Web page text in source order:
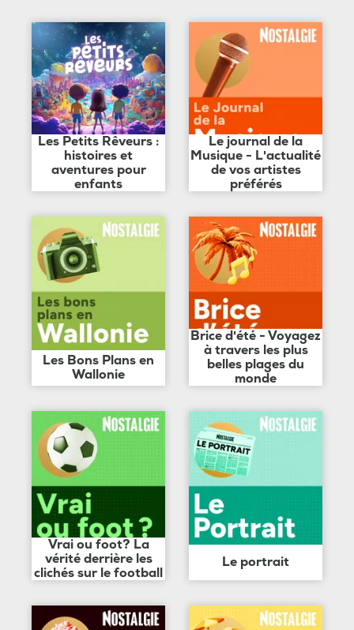
Les Petits Rêveurs :
histoires et
aventures pour
enfants
Le journal de la
Musique - L'actualité
de vos artistes
préférés
Les Bons Plans en
Wallonie
Brice d'été - Voyagez
à travers les plus
belles plages du
monde
Vrai ou foot? La
vérité derrière les
clichés sur le football
Le portrait